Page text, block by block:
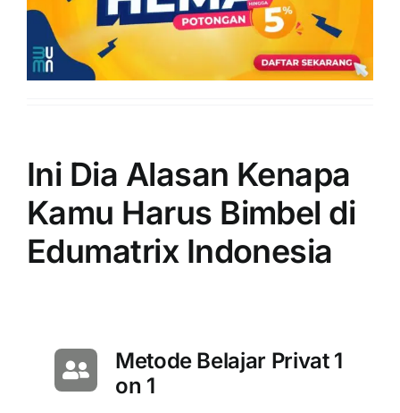
Ini Dia Alasan Kenapa
Kamu Harus Bimbel di
Edumatrix Indonesia
Metode Belajar Privat 1
on 1